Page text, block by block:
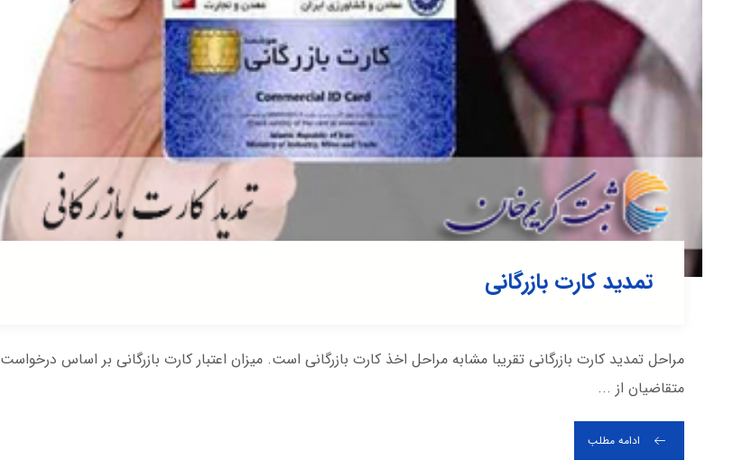
تمدید کارت بازرگانی
مراحل تمدید کارت بازرگانی تقریبا مشابه مراحل اخذ کارت بازرگانی است. میزان اعتبار کارت بازرگانی بر اساس درخواست
متقاضیان از ...
ادامه مطلب